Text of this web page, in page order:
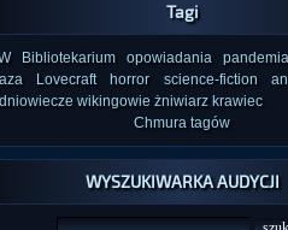
Tagi
Bibliotekarium opowiadania pandemia
Lovecraft horror science-fiction
wikingowie żniwiarz krawiec
Chmura tagów
WYSZUKIWARKA AUDYCJI